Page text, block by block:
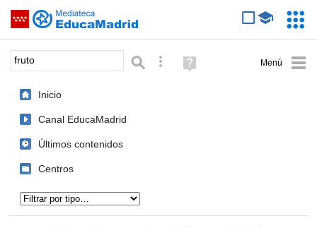
Saltar navegación
Palabra o frase: Búsqueda avanzada
Ayuda
(en
Inicio
Canal EducaMadrid
Últimos contenidos
Centros